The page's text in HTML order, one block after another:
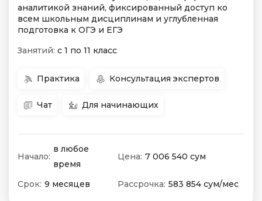
аналитикой знаний, фиксированный доступ ко
всем школьным дисциплинам и углубленная
подготовка к ОГЭ и ЕГЭ
Занятий: с 1 по 11 класс
Практика Консультация экспертов
Чат Для начинающих
Начало:
в любое
время
Цена: 7 006 540 сум
Срок: 9 месяцев Рассрочка: 583 854 сум/мес